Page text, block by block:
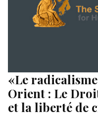
«Le
Orient : Le
et la liberté de